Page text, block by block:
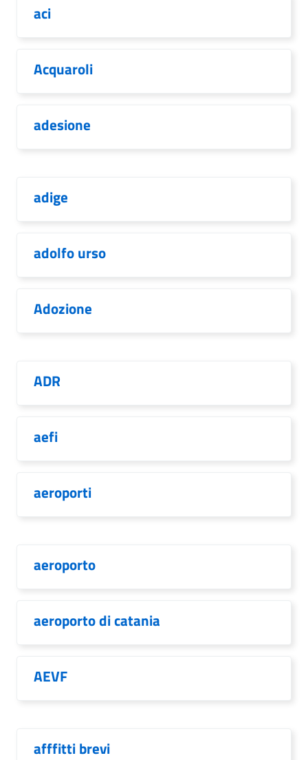
aci
Acquaroli
adesione
adige
adolfo urso
Adozione
ADR
aefi
aeroporti
aeroporto
aeroporto di catania
AEVF
afffitti brevi